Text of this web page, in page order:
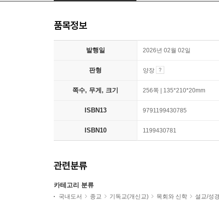
품목정보
발행일 2026년 02월 02일
판형 양장
쪽수, 무게, 크기 256쪽 | 135*210*20mm
ISBN13 9791199430785
ISBN10 1199430781
관련분류
카테고리 분류
국내도서 종교 기독교(개신교) 목회와 신학 설교/성